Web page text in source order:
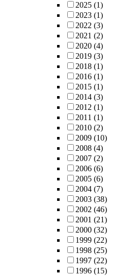
2025 (1)
2023 (1)
2022 (3)
2021 (2)
2020 (4)
2019 (3)
2018 (1)
2016 (1)
2015 (1)
2014 (3)
2012 (1)
2011 (1)
2010 (2)
2009 (10)
2008 (4)
2007 (2)
2006 (6)
2005 (6)
2004 (7)
2003 (38)
2002 (46)
2001 (21)
2000 (32)
1999 (22)
1998 (25)
1997 (22)
1996 (15)